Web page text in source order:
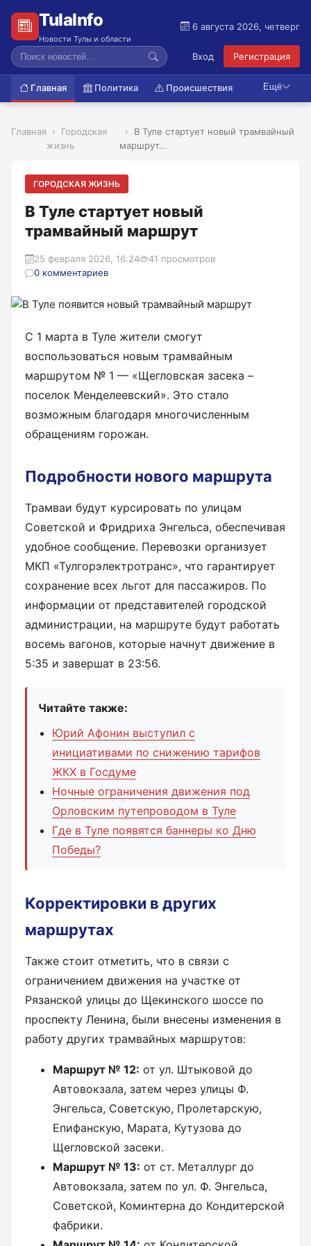
TulaInfo
Новости Тулы и области
6 августа 2026, четверг
Вход Регистрация
Главная Политика Происшествия Ещё
Главная
Городская
жизнь
В Туле стартует новый трамвайный
маршрут...
ГОРОДСКАЯ ЖИЗНЬ
В Туле стартует новый
трамвайный маршрут
25 февраля 2026, 16:24
41 просмотров
0 комментариев
С 1 марта в Туле жители смогут
воспользоваться новым трамвайным
маршрутом № 1 — «Щегловская засека –
поселок Менделеевский». Это стало
возможным благодаря многочисленным
обращениям горожан.
Подробности нового маршрута
Трамваи будут курсировать по улицам
Советской и Фридриха Энгельса, обеспечивая
удобное сообщение. Перевозки организует
МКП «Тулгорэлектротранс», что гарантирует
сохранение всех льгот для пассажиров. По
информации от представителей городской
администрации, на маршруте будут работать
восемь вагонов, которые начнут движение в
5:35 и завершат в 23:56.
Читайте также:
Юрий Афонин выступил с
инициативами по снижению тарифов
ЖКХ в Госдуме
Ночные ограничения движения под
Орловским путепроводом в Туле
Где в Туле появятся баннеры ко Дню
Победы?
Корректировки в других
маршрутах
Также стоит отметить, что в связи с
ограничением движения на участке от
Рязанской улицы до Щекинского шоссе по
проспекту Ленина, были внесены изменения в
работу других трамвайных маршрутов:
Маршрут № 12: от ул. Штыковой до
Автовокзала, затем через улицы Ф.
Энгельса, Советскую, Пролетарскую,
Епифанскую, Марата, Кутузова до
Щегловской засеки.
Маршрут № 13: от ст. Металлург до
Автовокзала, затем по ул. Ф. Энгельса,
Советской, Коминтерна до Кондитерской
фабрики.